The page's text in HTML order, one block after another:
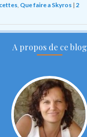
Que faire a Skyros | 2
A propos de ce blog